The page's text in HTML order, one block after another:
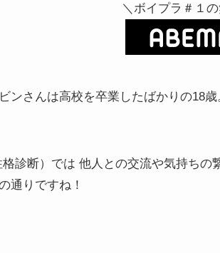
＼ボイプラ＃１
ンさんは高校を卒業したばかりの18
格診断）では 他人との交流や気持ちの
通りですね！